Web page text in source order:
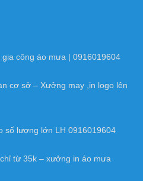
công áo mưa | 0916019604
cơ sở – Xưởng may ,in logo lên
số lượng lớn LH 0916019604
từ 35k – xưởng in áo mưa